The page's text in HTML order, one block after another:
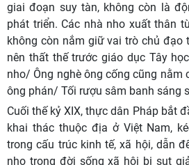
giai đoạn suy tàn, không còn là
phát triển. Các nhà nho xuất thân
không còn nắm giữ vai trò chủ đạo
nên thất thế trước giáo dục Tây
nho/ Ông nghè ông cống cũng nằm
ông phán/ Tối rượu sâm banh sáng
Cuối thế kỷ XIX, thực dân Pháp bắt
khai thác thuộc địa ở Việt Nam,
trong cấu trúc kinh tế, xã hội, dẫn
nho trong đời sống xã hội bị sụt